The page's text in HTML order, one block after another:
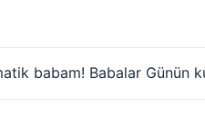
babam! Babalar Günün